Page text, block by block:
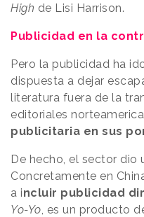
High de Lisi Harrison.
Publicidad en la
Pero la publicidad ha
dispuesta a dejar
literatura fuera de la
editoriales
publicitaria en sus
De hecho, el sector dio
Concretamente en
a incluir publicidad
Yo-Yo , es un producto